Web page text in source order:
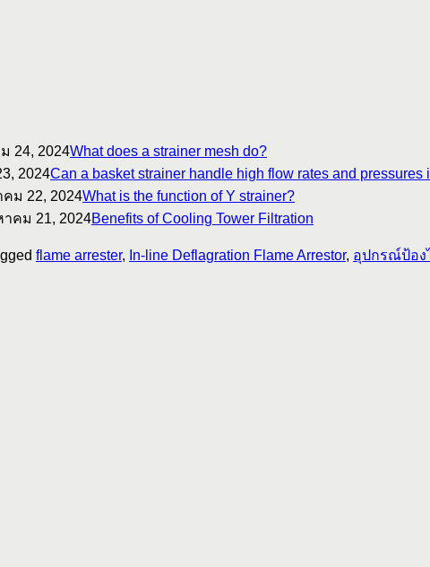
24, 2024What does a strainer mesh do?
2024Can a basket strainer handle high flow rates and pressures
คม 22, 2024What is the function of Y strainer?
าคม 21, 2024Benefits of Cooling Tower Filtration
flame arrester, In-line Deflagration Flame Arrestor, อุปกรณ์ป้อง